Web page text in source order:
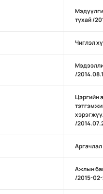
тухай /
Чиглэл
/
Цэргийн
/
Ажлын
/2015-